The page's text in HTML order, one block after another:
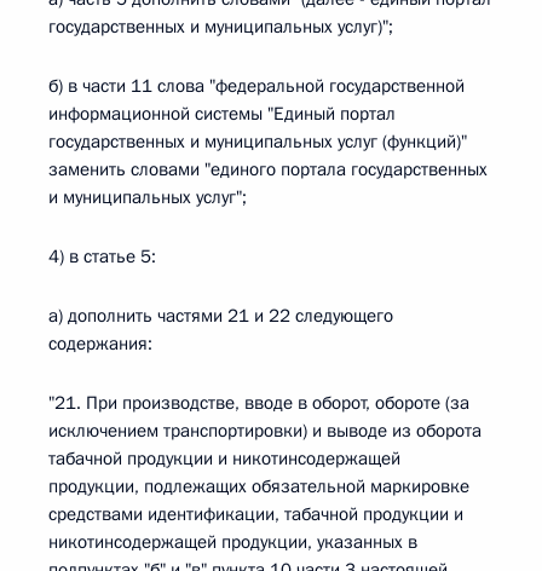
государственных и муниципальных услуг)";
б) в части 11 слова "федеральной государственной
информационной системы "Единый портал
государственных и муниципальных услуг (функций)"
заменить словами "единого портала государственных
и муниципальных услуг";
4) в статье 5:
а) дополнить частями 21 и 22 следующего
содержания:
"21. При производстве, вводе в оборот, обороте (за
исключением транспортировки) и выводе из оборота
табачной продукции и никотинсодержащей
продукции, подлежащих обязательной маркировке
средствами идентификации, табачной продукции и
никотинсодержащей продукции, указанных в